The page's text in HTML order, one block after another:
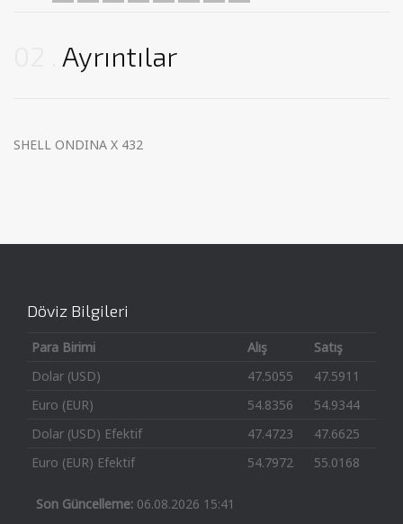
Ayrıntılar
SHELL ONDINA X 432
Döviz Bilgileri
Para Birimi Alış
Satış
Dolar (USD)
47.5055
47.5911
Euro (EUR)
54.8356
54.9344
Dolar (USD) Efektif
47.4723
47.6625
Euro (EUR) Efektif
54.7972 55.0168
Son Güncelleme: 06.08.2026 15:41